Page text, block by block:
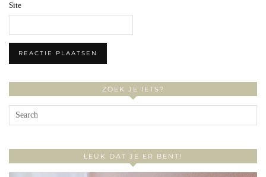
Site
ZOEK JE IETS?
LEUK DAT JE ER BENT!